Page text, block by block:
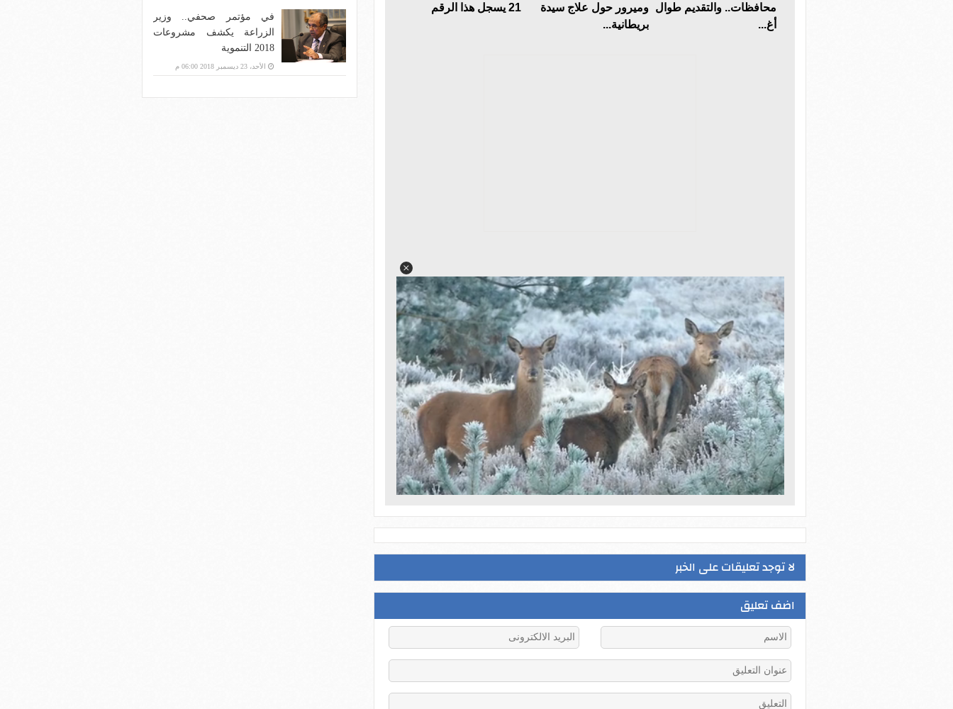
محافظات.. والتقديم طوال
أغ...
وميرور حول علاج سيدة
بريطانية...
21 يسجل هذا الرقم
لا توجد تعليقات على الخبر
اضف تعليق
في مؤتمر صحفي.. وزير
الزراعة يكشف مشروعات
2018 التنموية
الأحد، 23 ديسمبر 2018 06:00 م